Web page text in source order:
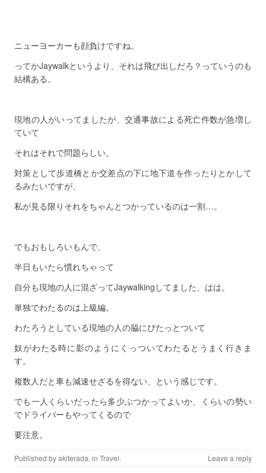
ニューヨーカーも顔負けですね。
ってかJaywalkというより、それは飛び出しだろ？っていうのも
結構ある。
現地の人がいってましたが、交通事故による死亡件数が急増し
ていて
それはそれで問題らしい。
対策として歩道橋とか交差点の下に地下道を作ったりとかして
るみたいですが、
私が見る限りそれをちゃんとつかっているのは一割…。
でもおもしろいもんで、
半日もいたら慣れちゃって
自分も現地の人に混ざってJaywalkingしてました、はは。
単独でわたるのは上級編。
わたろうとしている現地の人の脇にぴたっとついて
奴がわたる時に影のようにくっついてわたるとうまく行きま
す。
複数人だと車も減速せざるを得ない、という感じです。
でも一人くらいだったら多少ぶつかってよいか、くらいの勢い
でドライバーもやってくるので
要注意。
Published byakiterada, in Travel. Leave a reply